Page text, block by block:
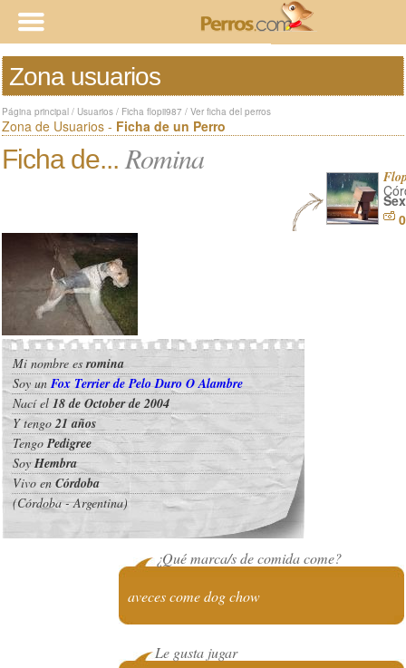
Zona usuarios
Página principal / Usuarios / Ficha flopii987 / Ver ficha del perros
Zona de Usuarios - Ficha de un Perro
Ficha de... Romina
Mi nombre esromina
Soy un Fox Terrier de Pelo Duro O Alambre
Nací el 18 de October de 2004
Y tengo21 años
TengoPedigree
SoyHembra
Vivo enCórdoba
(Córdoba - Argentina)
¿Qué marca/s de comida come?
aveces come dog chow
Le gusta jugar